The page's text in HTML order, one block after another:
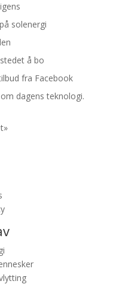
solenergi
å bo
fra Facebook
dagens teknologi.